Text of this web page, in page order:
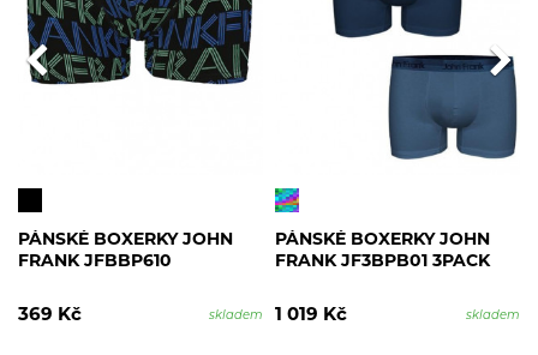
PÁNSKÉ BOXERKY JOHN
FRANK JFBBP610
369 Kč skladem
PÁNSKÉ BOXERKY JOHN
FRANK JF3BPB01 3PACK
1 019 Kč skladem